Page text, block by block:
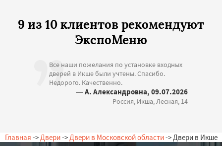
9 из 10 клиентов рекомендуют
ЭкспоМеню
Все наши пожелания по установке входных
дверей в Икше были учтены. Спасибо.
Недорого. Качественно.
— А. Александровна, 09.07.2026
Россия, Икша, Лесная, 14
Главная -> Двери-> Двери в Московской области-> Двери в Икше